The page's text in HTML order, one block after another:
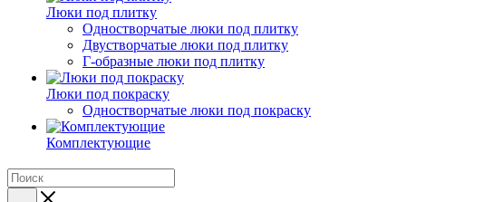
Люки под плитку
Одностворчатые люки под плитку
Двустворчатые люки под плитку
Г-образные люки под плитку
Люки под покраску
Одностворчатые люки под покраску
Комплектующие